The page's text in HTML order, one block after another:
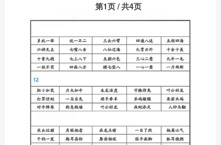
第1页 / 共4页